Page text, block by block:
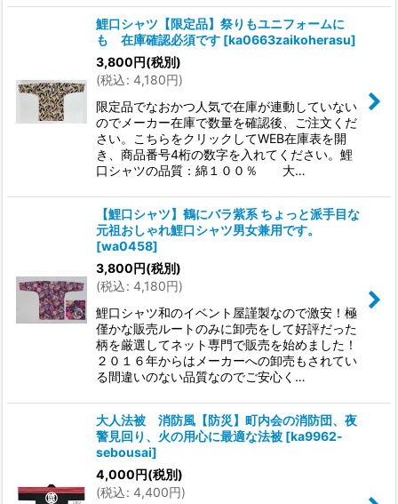
鯉口シャツ【限定品】祭りもユニフォームに
も 在庫確認必須です [ka0663zaikoherasu]
3,800円(税別)
(税込: 4,180円)
限定品でなおかつ人気で在庫が連動していない
のでメーカー在庫で数量を確認後、ご注文くだ
さい。こちらをクリックしてWEB在庫表を開
き、商品番号4桁の数字を入れてください。鯉
口シャツの品質：綿１００％ 大…
【鯉口シャツ】鶴にバラ紫系 ちょっと派手目な
元祖おしゃれ鯉口シャツ男女兼用です。
[wa0458]
3,800円(税別)
(税込: 4,180円)
鯉口シャツ和のイベント屋謹製なので激安！極
僅かな販売ルートのみに卸売をして好評だった
柄を厳選してネット専門で販売を始めました！
２０１６年からはメーカーへの卸売もされてい
る間違いのない品質なのでご安心く…
大人法被 消防風【防災】町内会の消防団、夜
警見回り、火の用心に最適な法被 [ka9962-
sebousai]
4,000円(税別)
(税込: 4,400円)